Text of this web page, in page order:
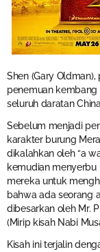
Shen (Gary
penemuan
seluruh daratan
Sebelum menjadi
karakter burung
dikalahkan oleh “a
kemudian
mereka untuk
bahwa ada seorang
dibesarkan oleh Mr.
(Mirip kisah Nabi
Kisah ini terjalin